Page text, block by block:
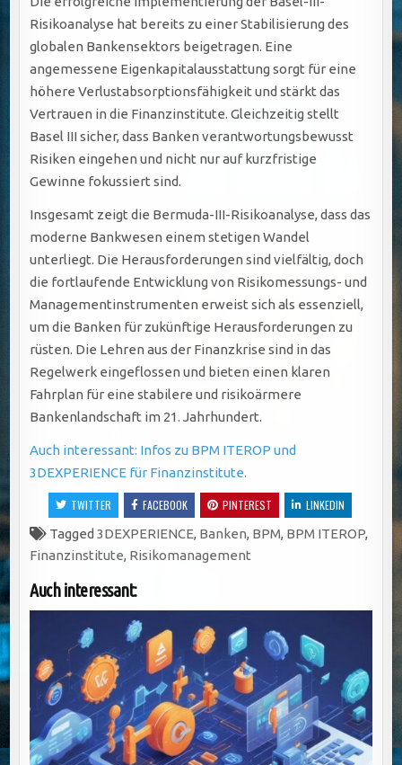
Risikoanalyse hat bereits zu einer Stabilisierung des
globalen Bankensektors beigetragen. Eine
angemessene Eigenkapitalausstattung sorgt für eine
höhere Verlustabsorptionsfähigkeit und stärkt das
Vertrauen in die Finanzinstitute. Gleichzeitig stellt
Basel III sicher, dass Banken verantwortungsbewusst
Risiken eingehen und nicht nur auf kurzfristige
Gewinne fokussiert sind.
Insgesamt zeigt die Bermuda-III-Risikoanalyse, dass das
moderne Bankwesen einem stetigen Wandel
unterliegt. Die Herausforderungen sind vielfältig, doch
die fortlaufende Entwicklung von Risikomessungs- und
Managementinstrumenten erweist sich als essenziell,
um die Banken für zukünftige Herausforderungen zu
rüsten. Die Lehren aus der Finanzkrise sind in das
Regelwerk eingeflossen und bieten einen klaren
Fahrplan für eine stabilere und risikoärmere
Bankenlandschaft im 21. Jahrhundert.
Auch interessant: Infos zu BPM ITEROP und
3DEXPERIENCE für Finanzinstitute.
TWITTER FACEBOOK PINTEREST
LINKEDIN
Tagged3DEXPERIENCE, Banken, BPM, BPM ITEROP,
Finanzinstitute, Risikomanagement
Auch interessant: